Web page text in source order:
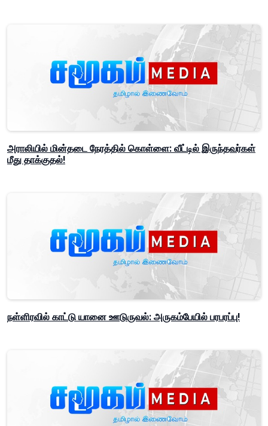
அராலியில் மின்தடை நேரத்தில் கொள்ளை: வீட்டில் இருந்தவர்கள்
மீது தாக்குதல்!
நள்ளிரவில் காட்டு யானை ஊடுருவல்: அருகம்பேயில் பரபரப்பு!